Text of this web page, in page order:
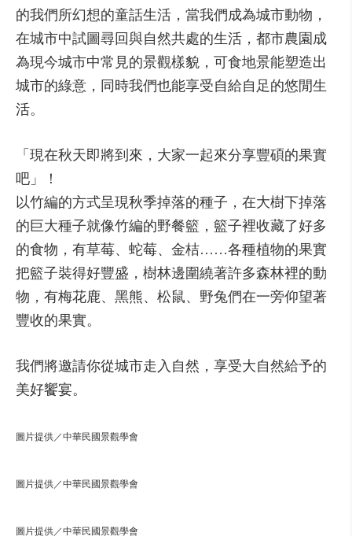
的我們所幻想的童話生活，當我們成為城市動物，
在城市中試圖尋回與自然共處的生活，都市農園成
為現今城市中常見的景觀樣貌，可食地景能塑造出
城市的綠意，同時我們也能享受自給自足的悠閒生
活。
「現在秋天即將到來，大家一起來分享豐碩的果實
吧」！
以竹編的方式呈現秋季掉落的種子，在大樹下掉落
的巨大種子就像竹編的野餐籃，籃子裡收藏了好多
的食物，有草莓、蛇莓、金桔……各種植物的果實
把籃子裝得好豐盛，樹林邊圍繞著許多森林裡的動
物，有梅花鹿、黑熊、松鼠、野兔們在一旁仰望著
豐收的果實。
我們將邀請你從城市走入自然，享受大自然給予的
美好饗宴。
圖片提供／中華民國景觀學會
圖片提供／中華民國景觀學會
圖片提供／中華民國景觀學會